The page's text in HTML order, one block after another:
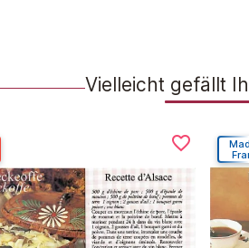
Vielleicht gefällt
favorite_border